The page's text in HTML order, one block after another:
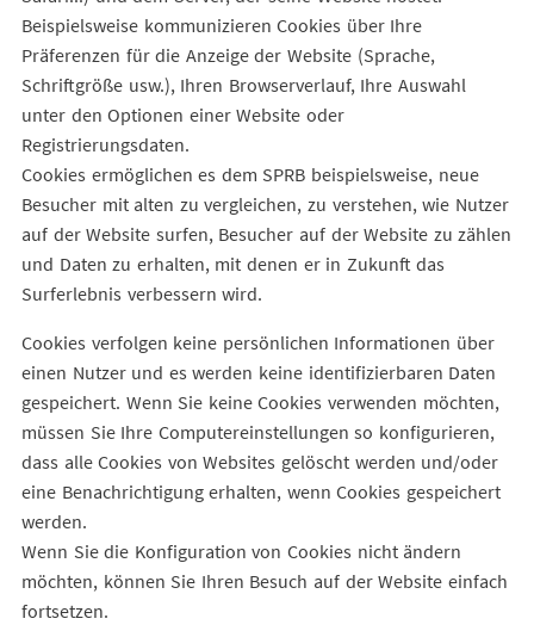
Beispielsweise kommunizieren Cookies über Ihre
Präferenzen für die Anzeige der Website (Sprache,
Schriftgröße usw.), Ihren Browserverlauf, Ihre Auswahl
unter den Optionen einer Website oder
Registrierungsdaten.
Cookies ermöglichen es dem SPRB beispielsweise, neue
Besucher mit alten zu vergleichen, zu verstehen, wie Nutzer
auf der Website surfen, Besucher auf der Website zu zählen
und Daten zu erhalten, mit denen er in Zukunft das
Surferlebnis verbessern wird.
Cookies verfolgen keine persönlichen Informationen über
einen Nutzer und es werden keine identifizierbaren Daten
gespeichert. Wenn Sie keine Cookies verwenden möchten,
müssen Sie Ihre Computereinstellungen so konfigurieren,
dass alle Cookies von Websites gelöscht werden und/oder
eine Benachrichtigung erhalten, wenn Cookies gespeichert
werden.
Wenn Sie die Konfiguration von Cookies nicht ändern
möchten, können Sie Ihren Besuch auf der Website einfach
fortsetzen.